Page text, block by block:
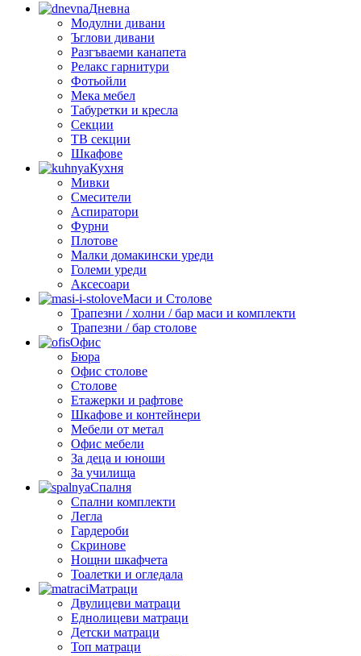
Дневна
Модулни дивани
Ъглови дивани
Разгъваеми канапета
Релакс гарнитури
Фотьойли
Мека мебел
Табуретки и кресла
Секции
ТВ секции
Шкафове
Кухня
Мивки
Смесители
Аспиратори
Фурни
Плотове
Малки домакински уреди
Големи уреди
Аксесоари
Маси и Столове
Трапезни / холни / бар маси и комплекти
Трапезни / бар столове
Офис
Бюра
Офис столове
Столове
Етажерки и рафтове
Шкафове и контейнери
Мебели от метал
Офис мебели
За деца и юноши
За училища
Спалня
Спални комплекти
Легла
Гардероби
Скринове
Нощни шкафчета
Тоалетки и огледала
Матраци
Двулицеви матраци
Еднолицеви матраци
Детски матраци
Топ матраци